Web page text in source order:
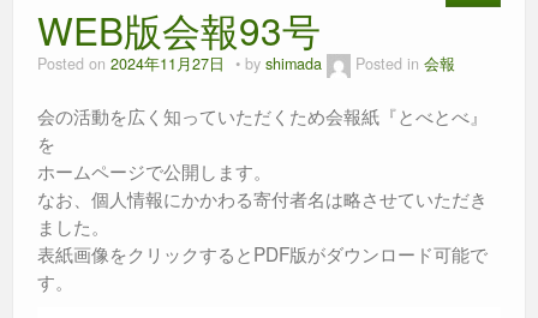
o
o
k
g
er p
WEB版会報93号
Posted on 2024年11月27日 by shimada Posted in 会報
会の活動を広く知っていただくため会報紙『とべとべ』
を
ホームページで公開します。
なお、個人情報にかかわる寄付者名は略させていただき
ました。
表紙画像をクリックするとPDF版がダウンロード可能で
す。